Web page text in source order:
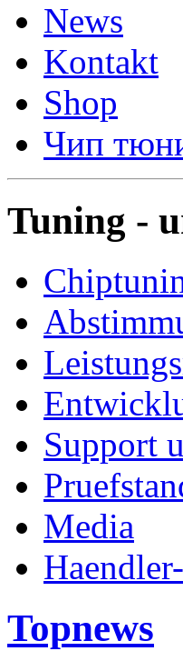
News
Kontakt
Shop
Чип
Tuning -
Support
Media
Topnews